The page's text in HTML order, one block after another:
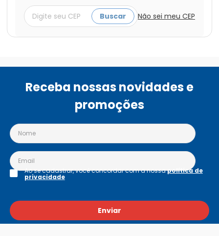
Buscar Não sei meu CEP
Receba nossas novidades e
promoções
Enviar
Ao se cadastrar, você concordar com a nossapolítica de
privacidade